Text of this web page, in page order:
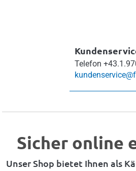
Telefon
Sicher online
Unser Shop bietet Ihnen als